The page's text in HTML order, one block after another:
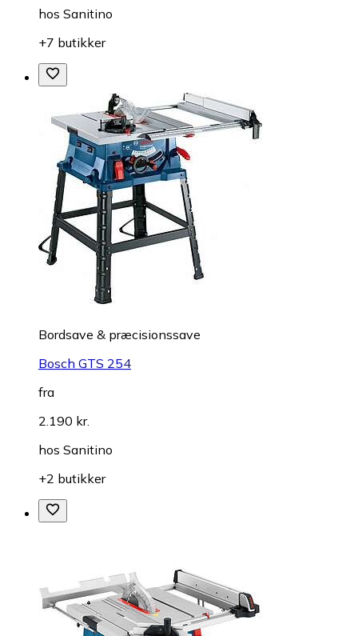
hos Sanitino
+7 butikker
Bordsave & præcisionssave
Bosch GTS 254
fra
2.190 kr.
hos Sanitino
+2 butikker